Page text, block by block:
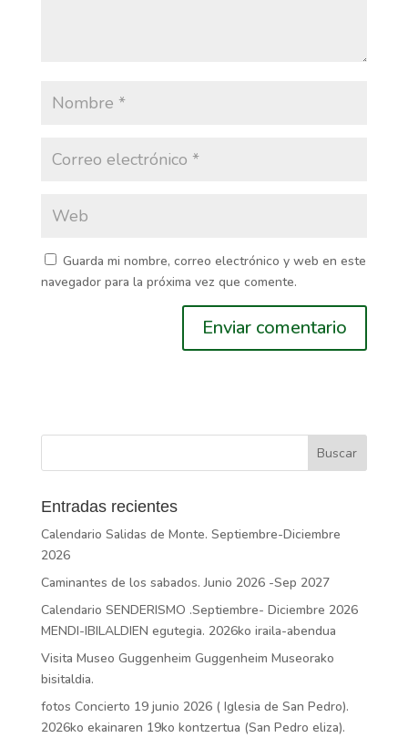
Guarda mi nombre, correo electrónico y web en este
navegador para la próxima vez que comente.
Entradas recientes
Calendario Salidas de Monte. Septiembre-Diciembre
2026
Caminantes de los sabados. Junio 2026 -Sep 2027
Calendario SENDERISMO .Septiembre- Diciembre 2026
MENDI-IBILALDIEN egutegia. 2026ko iraila-abendua
Visita Museo Guggenheim Guggenheim Museorako
bisitaldia.
fotos Concierto 19 junio 2026 ( Iglesia de San Pedro).
2026ko ekainaren 19ko kontzertua (San Pedro eliza).